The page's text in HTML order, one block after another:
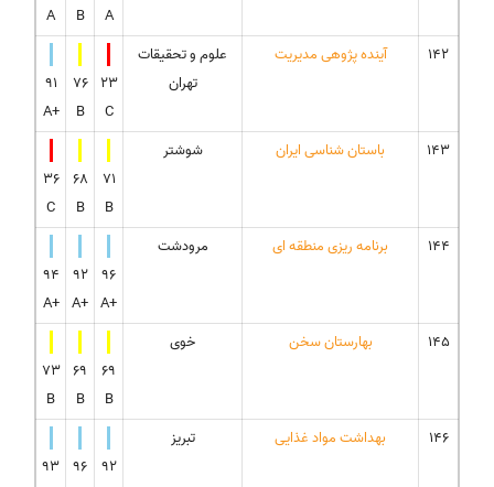
A
B
A
142
آینده پژوهی مدیریت
علوم و تحقیقات
تهران
23
C
76
B
91
A+
143
باستان شناسی ایران
شوشتر
71
B
68
B
36
C
144
برنامه ریزی منطقه ای
مرودشت
96
A+
92
A+
94
A+
145
بهارستان سخن
خوی
69
B
69
B
73
B
146
بهداشت مواد غذایی
تبریز
92
96
93